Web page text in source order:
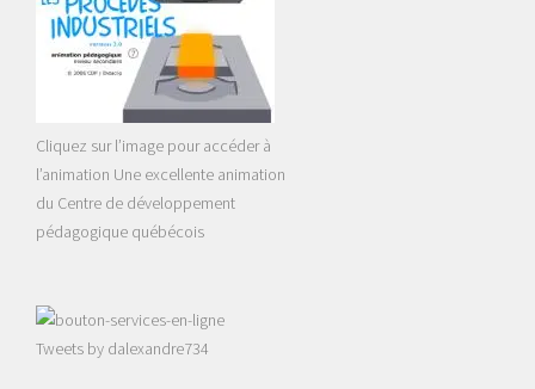
Cliquez sur l’image pour accéder à
l’animation Une excellente animation
du Centre de développement
pédagogique québécois
Tweets by dalexandre734